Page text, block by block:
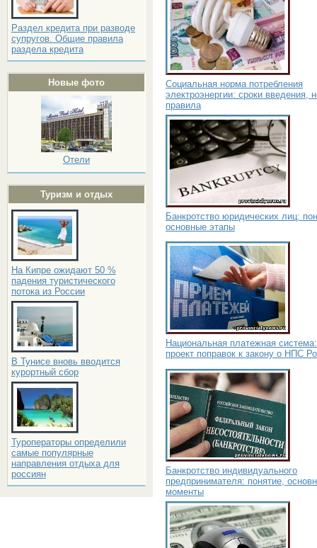
Раздел кредита при разводе
супругов. Общие правила
раздела кредита
Новые фото
Отели
Туризм и отдых
На Кипре ожидают 50 %
падения туристического
потока из России
В Тунисе вновь вводится
курортный сбор
Туроператоры определили
самые популярные
направления отдыха для
россиян
Социальная норма потребления
электроэнергии: сроки введения,
правила
Банкротство юридических лиц:
основные этапы
Национальная платежная система:
проект поправок к закону о НПС
Банкротство индивидуального
предпринимателя: понятие,
моменты